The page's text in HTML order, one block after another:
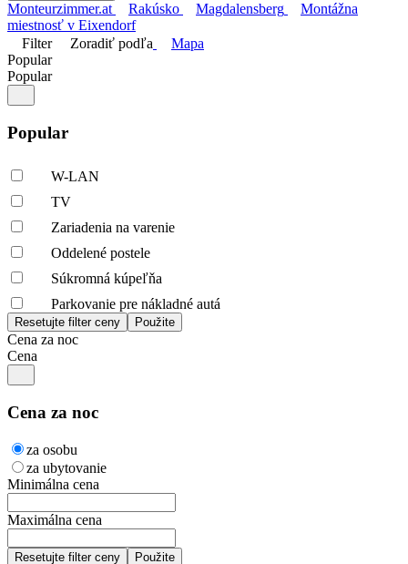
Monteurzimmer.at Rakúsko Magdalensberg
Montážna
miestnosť v Eixendorf
Filter
Zoradiť podľa
Mapa
Popular
Popular
Popular
W-LAN
TV
Zariadenia na varenie
Oddelené postele
Súkromná kúpeľňa
Parkovanie pre nákladné autá
Cena za noc
Cena
Cena za noc
za osobu
za ubytovanie
Minimálna cena
Maximálna cena